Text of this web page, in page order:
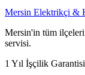
Mersin Elektrikçi &
Mersin'in tüm
servisi.
1 Yıl İşçilik Garantisi